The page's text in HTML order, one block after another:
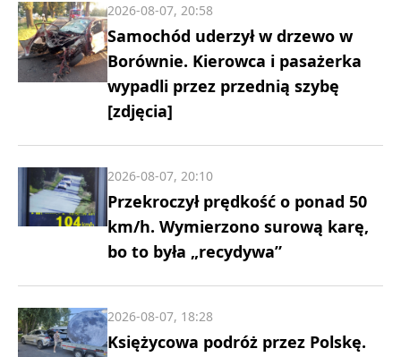
Samochód uderzył w drzewo w
Borównie. Kierowca i pasażerka
wypadli przez przednią szybę
[zdjęcia]
2026-08-07, 20:58
Przekroczył prędkość o ponad 50
km/h. Wymierzono surową karę,
bo to była „recydywa”
2026-08-07, 20:10
Księżycowa podróż przez Polskę.
2026-08-07, 18:28